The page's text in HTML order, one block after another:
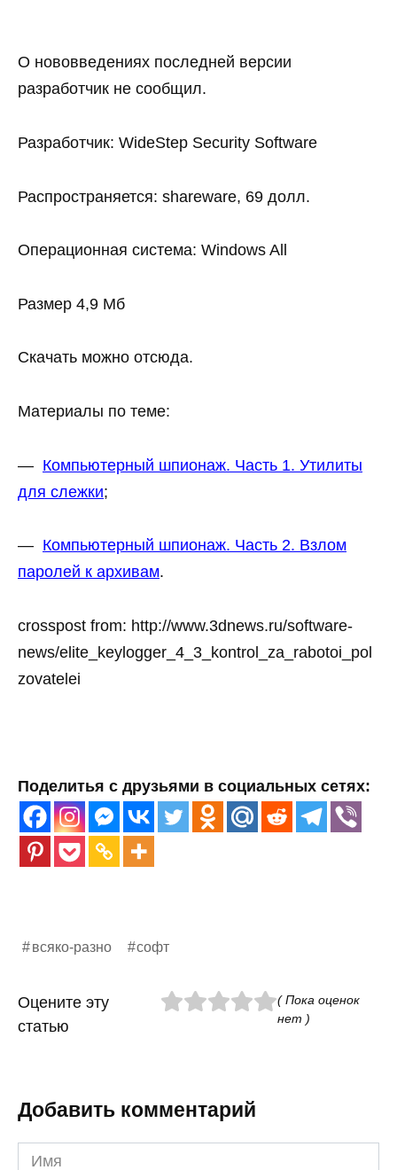
О нововведениях последней версии
разработчик не сообщил.
Разработчик: WideStep Security Software
Распространяется: shareware, 69 долл.
Операционная система: Windows All
Размер 4,9 Мб
Скачать можно отсюда.
Материалы по теме:
— Компьютерный шпионаж. Часть 1. Утилиты
для слежки;
— Компьютерный шпионаж. Часть 2. Взлом
паролей к архивам.
crosspost from: http://www.3dnews.ru/software-
news/elite_keylogger_4_3_kontrol_za_rabotoi_pol
zovatelei
Поделитья с друзьями в социальных сетях:
всяко-разно софт
Оцените эту
статью
( Пока оценок
нет )
Добавить комментарий
Имя